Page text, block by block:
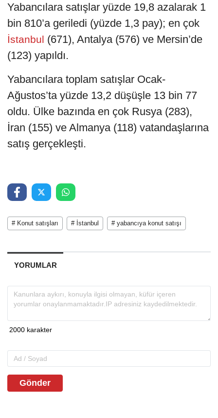
Yabancılara satışlar yüzde 19,8 azalarak 1
bin 810’a geriledi (yüzde 1,3 pay); en çok
İstanbul (671), Antalya (576) ve Mersin’de
(123) yapıldı.
Yabancılara toplam satışlar Ocak-
Ağustos’ta yüzde 13,2 düşüşle 13 bin 77
oldu. Ülke bazında en çok Rusya (283),
İran (155) ve Almanya (118) vatandaşlarına
satış gerçekleşti.
# Konut satışları # İstanbul # yabancıya konut satışı
YORUMLAR
Gönder